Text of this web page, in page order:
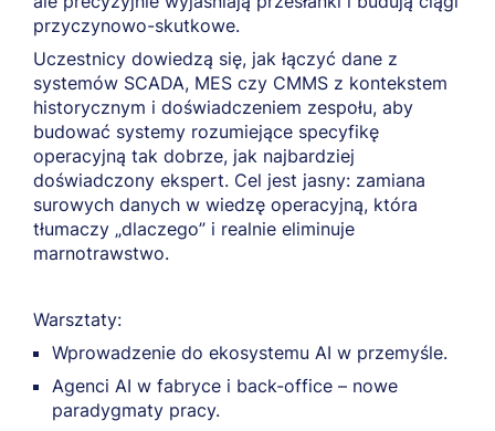
przyczynowo-skutkowe.
Uczestnicy dowiedzą się, jak łączyć dane z
systemów SCADA, MES czy CMMS z kontekstem
historycznym i doświadczeniem zespołu, aby
budować systemy rozumiejące specyfikę
operacyjną tak dobrze, jak najbardziej
doświadczony ekspert. Cel jest jasny: zamiana
surowych danych w wiedzę operacyjną, która
tłumaczy „dlaczego” i realnie eliminuje
marnotrawstwo.
Warsztaty:
Wprowadzenie do ekosystemu AI w przemyśle.
Agenci AI w fabryce i back-office – nowe
paradygmaty pracy.